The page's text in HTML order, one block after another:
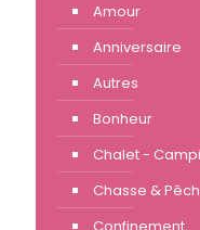
Amour
Anniversaire
Autres
Bonheur
Chalet -
Chasse &